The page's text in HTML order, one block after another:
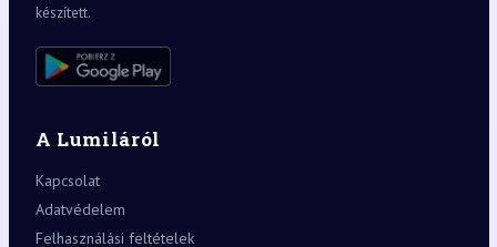
készített.
A Lumiláról
Kapcsolat
Adatvédelem
Felhasználási feltételek